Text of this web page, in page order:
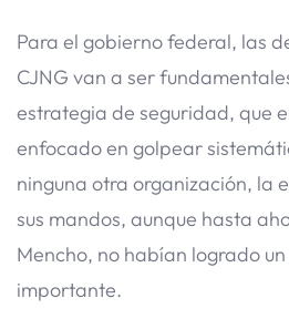
Para el gobierno federal, las
CJNG van a ser
estrategia de seguridad, que
enfocado en golpear
ninguna otra organización, la
sus mandos, aunque hasta
Mencho, no habían logrado
importante.